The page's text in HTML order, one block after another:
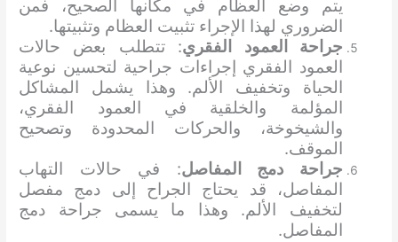
يتم وضع العظام في مكانها الصحيح، فمن
الضروري لهذا الإجراء تثبيت العظام وتثبيتها.
جراحة العمود الفقري: تتطلب بعض حالات
العمود الفقري إجراءات جراحية لتحسين نوعية
الحياة وتخفيف الألم. وهذا يشمل المشاكل
المؤلمة والخلقية في العمود الفقري،
والشيخوخة، والحركات المحدودة وتصحيح
الموقف.
جراحة دمج المفاصل: في حالات التهاب
المفاصل، قد يحتاج الجراح إلى دمج مفصل
لتخفيف الألم. وهذا ما يسمى جراحة دمج
المفاصل.